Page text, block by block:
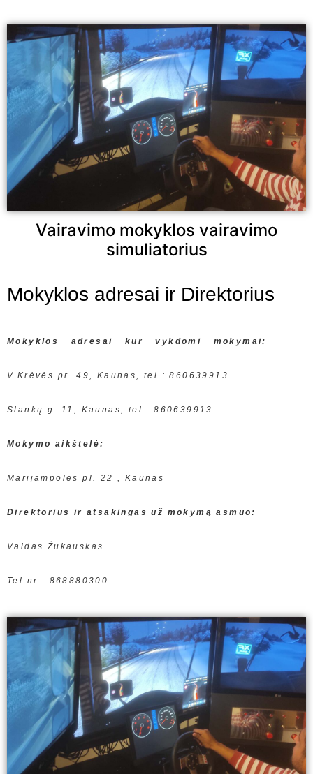
Vairavimo mokyklos vairavimo
simuliatorius
Mokyklos adresai ir Direktorius
Mokyklos adresai kur vykdomi mokymai:
V.Krėvės pr .49, Kaunas, tel.: 860639913
Slankų g. 11, Kaunas, tel.: 860639913
Mokymo aikštelė:
Marijampolės pl. 22 , Kaunas
Direktorius ir atsakingas už mokymą asmuo:
Valdas Žukauskas
Tel.nr.: 868880300